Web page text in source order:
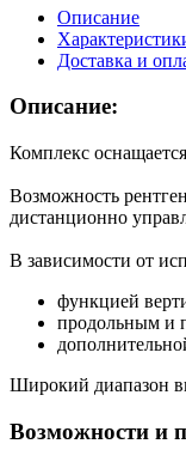
Описание
Доставка и
Описание:
Комплекс
Возможность
дистанционно
В зависимости от
функцией
продольным и
Широкий диапазон
Возможности и